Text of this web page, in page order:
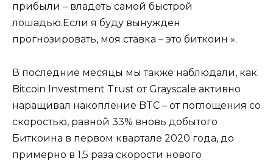
прибыли – владеть самой быстрой
лошадью.Если я буду вынужден
прогнозировать, моя ставка – это биткоин ».
В последние месяцы мы также наблюдали, как
Bitcoin Investment Trust от Grayscale активно
наращивал накопление BTC – от поглощения со
скоростью, равной 33% вновь добытого
Биткоина в первом квартале 2020 года, до
примерно в 1,5 раза скорости нового